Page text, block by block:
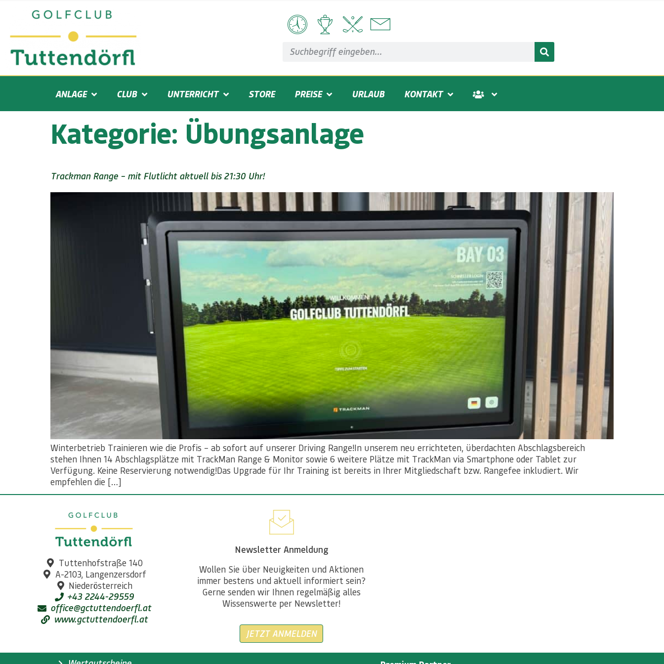
ANLAGE CLUB UNTERRICHT STORE PREISE URLAUB KONTAKT
Kategorie: Übungsanlage
Trackman Range – mit Flutlicht aktuell bis 21:30 Uhr!
Winterbetrieb Trainieren wie die Profis – ab sofort auf unserer Driving Range!In unserem neu errichteten, überdachten Abschlagsbereich
stehen Ihnen 14 Abschlagsplätze mit TrackMan Range & Monitor sowie 6 weitere Plätze mit TrackMan via Smartphone oder Tablet zur
Verfügung. Keine Reservierung notwendig!Das Upgrade für Ihr Training ist bereits in Ihrer Mitgliedschaft bzw. Rangefee inkludiert. Wir
empfehlen die […]
Tuttenhofstraße 140
A-2103, Langenzersdorf
Niederösterreich
+43 2244-29559
office@gctuttendoerfl.at
www.gctuttendoerfl.at
Newsletter Anmeldung
Wollen Sie über Neuigkeiten und Aktionen
immer bestens und aktuell informiert sein?
Gerne senden wir Ihnen regelmäßig alles
Wissenswerte per Newsletter!
JETZT ANMELDEN